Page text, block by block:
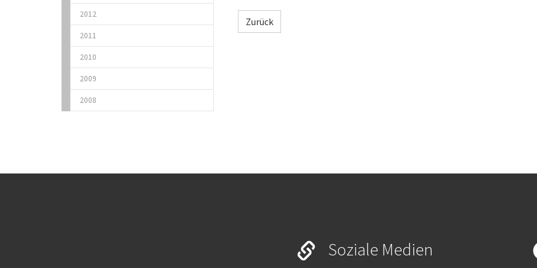
2012
2011
2010
2009
2008
Zurück
Soziale Medien